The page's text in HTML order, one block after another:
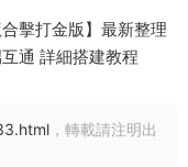
，轉載請注明出